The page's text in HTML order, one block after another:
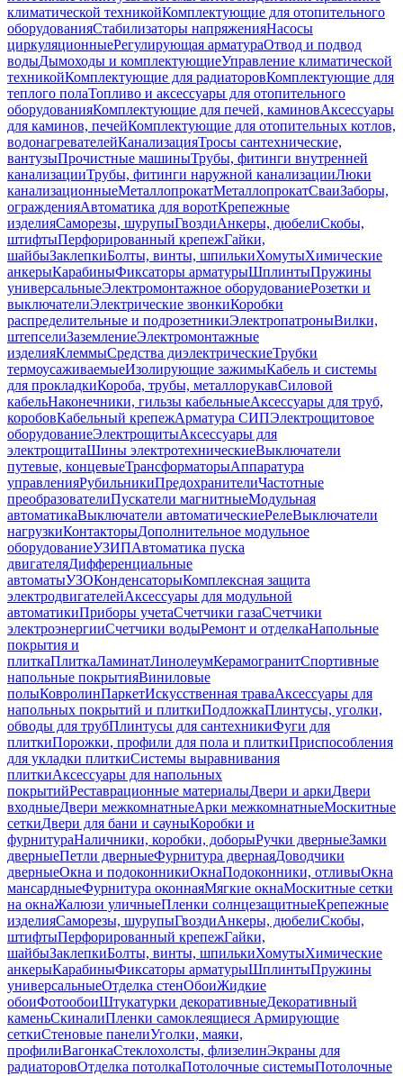
климатической техникойКомплектующие для отопительного
оборудованияСтабилизаторы напряженияНасосы
циркуляционныеРегулирующая арматураОтвод и подвод
водыДымоходы и комплектующиеУправление климатической
техникойКомплектующие для радиаторовКомплектующие для
теплого полаТопливо и аксессуары для отопительного
оборудованияКомплектующие для печей, каминовАксессуары
для каминов, печейКомплектующие для отопительных котлов,
водонагревателейКанализацияТросы сантехнические,
вантузыПрочистные машиныТрубы, фитинги внутренней
канализацииТрубы, фитинги наружной канализацииЛюки
канализационныеМеталлопрокатМеталлопрокатСваиЗаборы,
огражденияАвтоматика для воротКрепежные
изделияСаморезы, шурупыГвоздиАнкеры, дюбелиСкобы,
штифтыПерфорированный крепежГайки,
шайбыЗаклепкиБолты, винты, шпилькиХомутыХимические
анкерыКарабиныФиксаторы арматурыШплинтыПружины
универсальныеЭлектромонтажное оборудованиеРозетки и
выключателиЭлектрические звонкиКоробки
распределительные и подрозетникиЭлектропатроныВилки,
штепселиЗаземлениеЭлектромонтажные
изделияКлеммыСредства диэлектрическиеТрубки
термоусаживаемыеИзолирующие зажимыКабель и системы
для прокладкиКороба, трубы, металлорукавСиловой
кабельНаконечники, гильзы кабельныеАксессуары для труб,
коробовКабельный крепежАрматура СИПЭлектрощитовое
оборудованиеЭлектрощитыАксессуары для
электрощитаШины электротехническиеВыключатели
путевые, концевыеТрансформаторыАппаратура
управленияРубильникиПредохранителиЧастотные
преобразователиПускатели магнитныеМодульная
автоматикаВыключатели автоматическиеРелеВыключатели
нагрузкиКонтакторыДополнительное модульное
оборудованиеУЗИПАвтоматика пуска
двигателяДифференциальные
автоматыУЗОКонденсаторыКомплексная защита
электродвигателейАксессуары для модульной
автоматикиПриборы учетаСчетчики газаСчетчики
электроэнергииСчетчики водыРемонт и отделкаНапольные
покрытия и
плиткаПлиткаЛаминатЛинолеумКерамогранитСпортивные
напольные покрытияВиниловые
полыКовролинПаркетИскусственная траваАксессуары для
напольных покрытий и плиткиПодложкаПлинтусы, уголки,
обводы для трубПлинтусы для сантехникиФуги для
плиткиПорожки, профили для пола и плиткиПриспособления
для укладки плиткиСистемы выравнивания
плиткиАксессуары для напольных
покрытийРеставрационные материалыДвери и аркиДвери
входныеДвери межкомнатныеАрки межкомнатныеМоскитные
сеткиДвери для бани и сауныКоробки и
фурнитураНаличники, коробки, доборыРучки дверныеЗамки
дверныеПетли дверныеФурнитура двернаяДоводчики
дверныеОкна и подоконникиОкнаПодоконники, отливыОкна
мансардныеФурнитура оконнаяМягкие окнаМоскитные сетки
на окнаЖалюзи уличныеПленки солнцезащитныеКрепежные
изделияСаморезы, шурупыГвоздиАнкеры, дюбелиСкобы,
штифтыПерфорированный крепежГайки,
шайбыЗаклепкиБолты, винты, шпилькиХомутыХимические
анкерыКарабиныФиксаторы арматурыШплинтыПружины
универсальныеОтделка стенОбоиЖидкие
обоиФотообоиШтукатурки декоративныеДекоративный
каменьСкиналиПленки самоклеящиеся Армирующие
сеткиСтеновые панелиУголки, маяки,
профилиВагонкаСтеклохолсты, флизелинЭкраны для
радиаторовОтделка потолкаПотолочные системыПотолочные